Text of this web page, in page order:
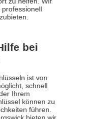
bei
ist von
schnell
Ihrem
können zu
führen.